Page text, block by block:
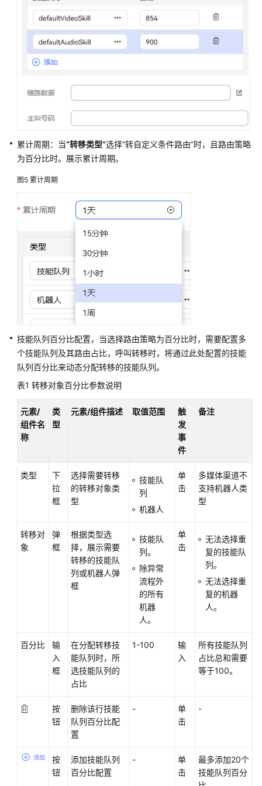
图
图
元
程
元
束
图
元
视
频
切
换
放
收
号
选
择
图
元
别
图
元
图
元
单
配
累计周期：当“转移类型”选择“转自定义条件路由”时，且路由策略
为百分比时。展示累计周期。
图5 累计周期
技能队列百分比配置，当选择路由策略为百分比时，需要配置多
个技能队列及其路由占比，呼叫转移时，将通过此处配置的技能
队列百分比来动态分配转移的技能队列。
表1 转移对象百分比参数说明
元素/
组件名
称
类
型
元素/组件描述 取值范围
触
发
事
件
备注
类型
下
拉
框
选择需要转移
的转移对象类
型
技能队
列
机器人
单
击
多媒体渠道不
支持机器人类
型
转移对
象
弹
框
根据类型选
择，展示需要
转移的技能队
列或机器人弹
框
技能队
列。
除异常
流程外
的所有
机器
人。
单
击
无法选择重
复的技能队
列。
无法选择重
复的机器
人。
百分比
输
入
框
在分配转移技
能队列时，所
选技能队列的
占比
1-100
输
入
所有技能队列
占比总和需要
等于100。
按
钮
删除该行技能
队列百分比配
置
-
单
击
-
按
钮
添加技能队列
百分比配置
-
单
击
最多添加20个
技能队列百分